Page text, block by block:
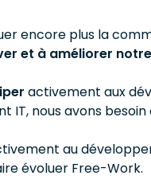
plus la
et à améliorer
activement aux
nous avons
au
évoluer Free-Work.